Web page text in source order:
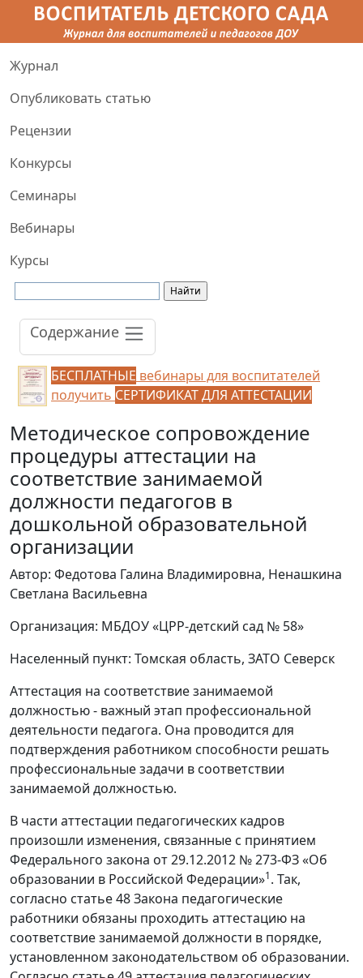
Журнал
Опубликовать статью
Рецензии
Конкурсы
Семинары
Вебинары
Курсы
Содержание
БЕСПЛАТНЫЕ вебинары для воспитателей
получить СЕРТИФИКАТ ДЛЯ АТТЕСТАЦИИ
Методическое сопровождение
процедуры аттестации на
соответствие занимаемой
должности педагогов в
дошкольной образовательной
организации
Автор: Федотова Галина Владимировна, Ненашкина
Светлана Васильевна
Организация: МБДОУ «ЦРР-детский сад № 58»
Населенный пункт: Томская область, ЗАТО Северск
Аттестация на соответствие занимаемой
должностью - важный этап профессиональной
деятельности педагога. Она проводится для
подтверждения работником способности решать
профессиональные задачи в соответствии
занимаемой должностью.
В части аттестации педагогических кадров
произошли изменения, связанные с принятием
Федерального закона от 29.12.2012 № 273-ФЗ «Об
образовании в Российской Федерации»1. Так,
согласно статье 48 Закона педагогические
работники обязаны проходить аттестацию на
соответствие занимаемой должности в порядке,
установленном законодательством об образовании.